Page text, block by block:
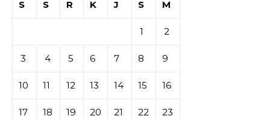
S
S R K J S M
1 2
3 4 5 6 7 8 9
10 11 12 13 14 15 16
17 18 19 20 21 22 23